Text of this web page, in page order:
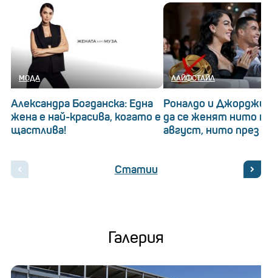
МОДА
Александра Богданска: Една
жена е най-красива, когато е
щастлива!
ЛАЙФСТАЙЛ
Роналдо и
да се женят нито
август, нито през
Статии
Галерия